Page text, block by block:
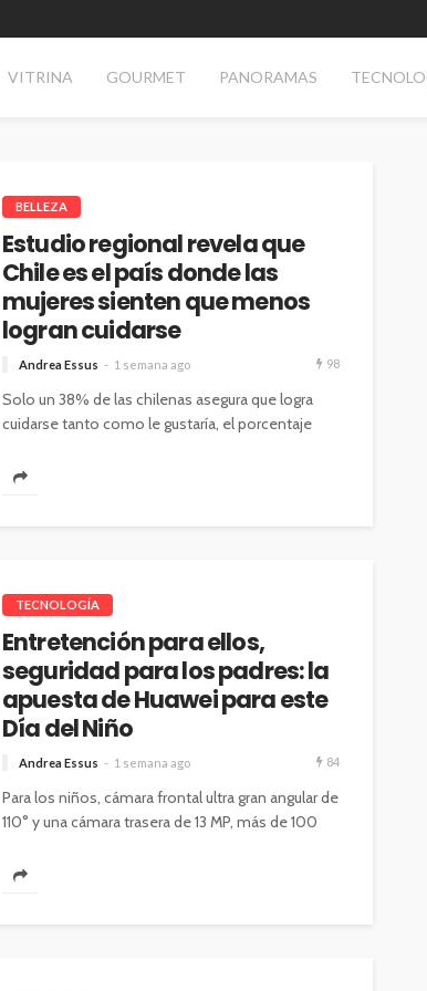
VITRINA GOURMET PANORAMAS
BELLEZA
Estudio regional revela que
Chile es el país donde las
mujeres sienten que menos
logran cuidarse
Andrea Essus 1 semana ago 98
Solo un 38% de las chilenas asegura que logra
cuidarse tanto como le gustaría, el porcentaje
TECNOLOGÍA
Entretención para ellos,
seguridad para los padres: la
apuesta de Huawei para este
Día del Niño
Andrea Essus 1 semana ago 84
Para los niños, cámara frontal ultra gran angular de
110° y una cámara trasera de 13 MP, más de 100
58
2026: Mica protectora,
gratis: así será el nuevo
HUAWEI Service Day
Andrea Essus 16 horas ago